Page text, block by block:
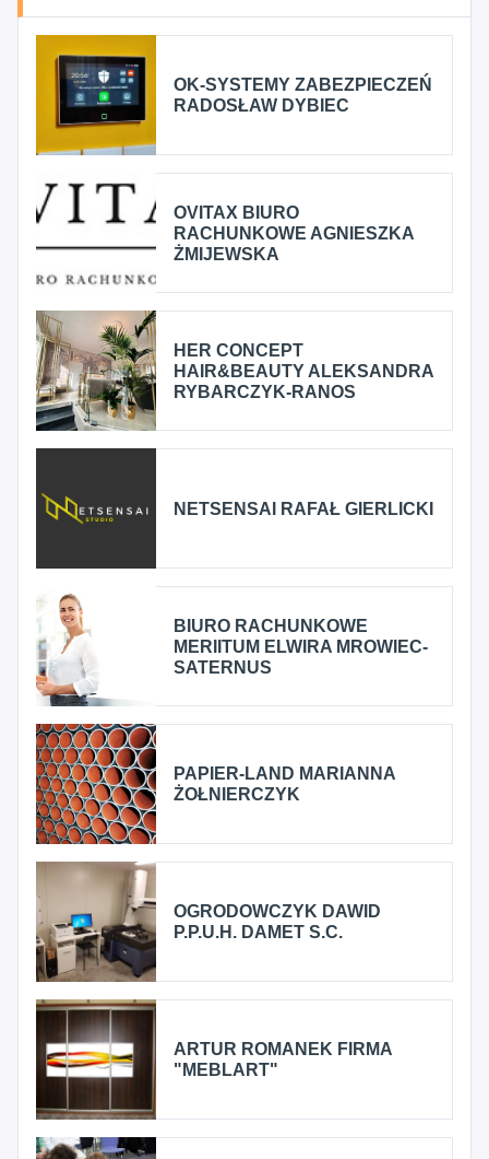
OK-SYSTEMY ZABEZPIECZEŃ
RADOSŁAW DYBIEC
OVITAX BIURO
RACHUNKOWE AGNIESZKA
ŻMIJEWSKA
HER CONCEPT
HAIR&BEAUTY ALEKSANDRA
RYBARCZYK-RANOS
NETSENSAI RAFAŁ GIERLICKI
BIURO RACHUNKOWE
MERIITUM ELWIRA MROWIEC-
SATERNUS
PAPIER-LAND MARIANNA
ŻOŁNIERCZYK
OGRODOWCZYK DAWID
P.P.U.H. DAMET S.C.
ARTUR ROMANEK FIRMA
"MEBLART"